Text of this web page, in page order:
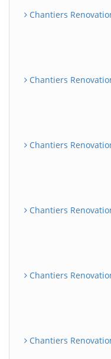
Chantiers
Chantiers
Chantiers
Chantiers
Chantiers
Chantiers